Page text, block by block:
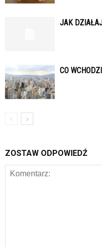
JAK
CO
ZOSTAW ODPOWIEDŹ